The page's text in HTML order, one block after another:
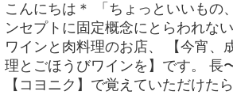
こんにちは＊ 「ちょっといいもの
ンセプトに固定概念にとらわれな
ワインと肉料理のお店、 【今宵、
理とごほうびワインを】です。 長
【コヨニク】で覚えていただけた